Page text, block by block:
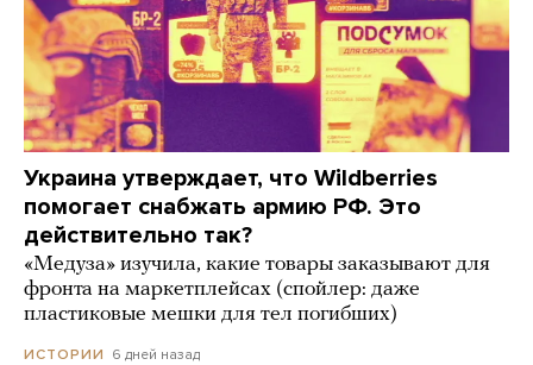
Украина утверждает, что Wildberries
помогает снабжать армию РФ. Это
действительно так?
«Медуза» изучила, какие товары заказывают для
фронта на маркетплейсах (спойлер: даже
пластиковые мешки для тел погибших)
ИСТОРИИ 6 дней назад